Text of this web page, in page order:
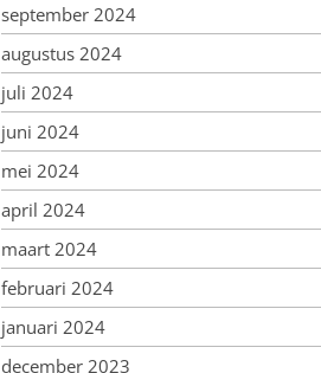
september 2024
augustus 2024
juli 2024
juni 2024
mei 2024
april 2024
maart 2024
februari 2024
januari 2024
december 2023